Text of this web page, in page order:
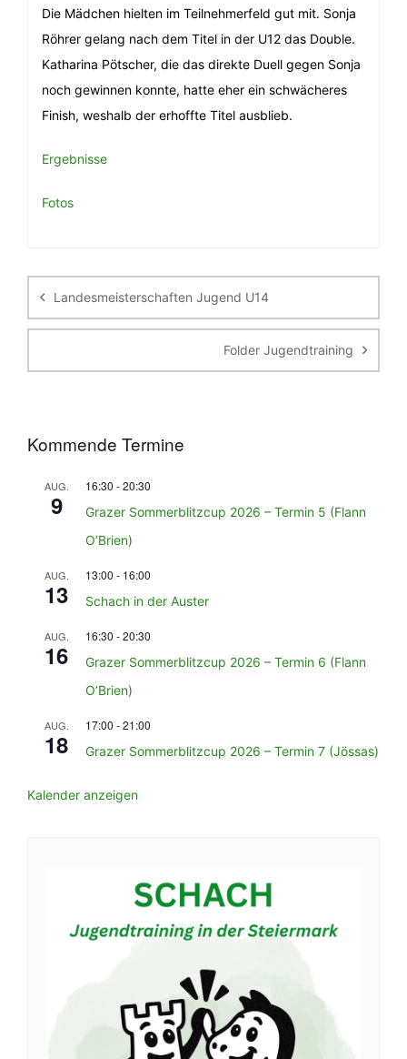
Die Mädchen hielten im Teilnehmerfeld gut mit. Sonja
Röhrer gelang nach dem Titel in der U12 das Double.
Katharina Pötscher, die das direkte Duell gegen Sonja
noch gewinnen konnte, hatte eher ein schwächeres
Finish, weshalb der erhoffte Titel ausblieb.
Ergebnisse
Fotos
Landesmeisterschaften Jugend U14
Folder Jugendtraining
Kommende Termine
AUG.
9
16:30 -20:30
Grazer Sommerblitzcup 2026 – Termin 5 (Flann
O’Brien)
AUG.
13
13:00 - 16:00
Schach in der Auster
AUG.
16
16:30 -20:30
Grazer Sommerblitzcup 2026 – Termin 6 (Flann
O’Brien)
AUG.
18
17:00 -21:00
Grazer Sommerblitzcup 2026 – Termin 7 (Jössas)
Kalender anzeigen